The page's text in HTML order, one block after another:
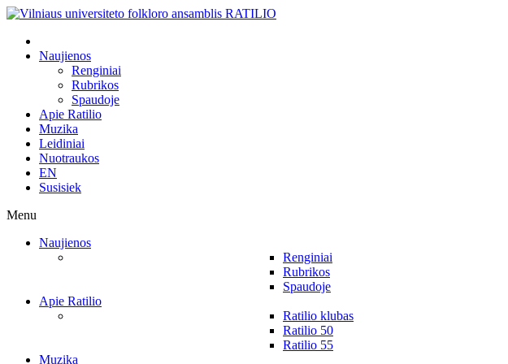
Naujienos
Renginiai
Rubrikos
Spaudoje
Apie Ratilio
Muzika
Leidiniai
Nuotraukos
EN
Susisiek
Menu
Naujienos
Renginiai
Rubrikos
Spaudoje
Apie Ratilio
Ratilio klubas
Ratilio 50
Ratilio 55
Muzika